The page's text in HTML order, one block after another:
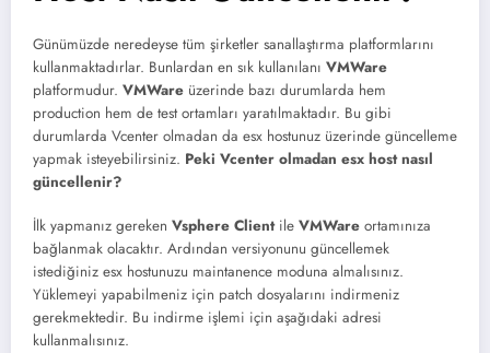
Günümüzde neredeyse tüm şirketler sanallaştırma platformlarını
kullanmaktadırlar. Bunlardan en sık kullanılanı VMWare
platformudur. VMWare üzerinde bazı durumlarda hem
production hem de test ortamları yaratılmaktadır. Bu gibi
durumlarda Vcenter olmadan da esx hostunuz üzerinde güncelleme
yapmak isteyebilirsiniz. Peki Vcenter olmadan esx host nasıl
güncellenir?
İlk yapmanız gereken Vsphere Clientile VMWare ortamınıza
bağlanmak olacaktır. Ardından versiyonunu güncellemek
istediğiniz esx hostunuzu maintanence moduna almalısınız.
Yüklemeyi yapabilmeniz için patch dosyalarını indirmeniz
gerekmektedir. Bu indirme işlemi için aşağıdaki adresi
kullanmalısınız.